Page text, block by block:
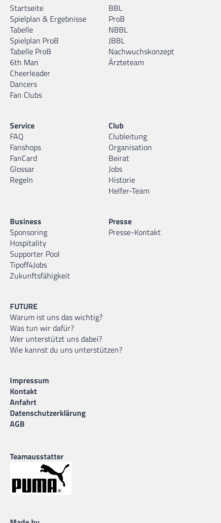
Startseite
Spielplan & Ergebnisse
Tabelle
Spielplan ProB
Tabelle ProB
6th Man
Cheerleader
Dancers
Fan Clubs
BBL
ProB
NBBL
JBBL
Nachwuchskonzept
Ärzteteam
Service
FAQ
Fanshops
FanCard
Glossar
Regeln
Club
Clubleitung
Organisation
Beirat
Jobs
Historie
Helfer-Team
Business
Sponsoring
Hospitality
Supporter Pool
Tipoff4Jobs
Zukunftsfähigkeit
Presse
Presse-Kontakt
FUTURE
Warum ist uns das wichtig?
Was tun wir dafür?
Wer unterstützt uns dabei?
Wie kannst du uns unterstützen?
Impressum
Kontakt
Anfahrt
Datenschutzerklärung
AGB
Teamausstatter